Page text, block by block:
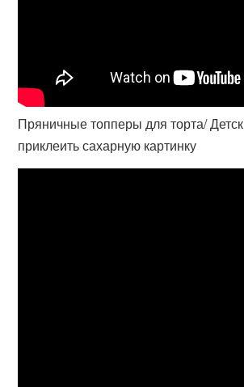
Пряничные топперы для торта/
приклеить сахарную картинку